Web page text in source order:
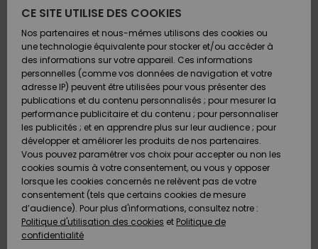
Chaussures
& Tongs
Surf
Snow
Nouveautés
Chaussures
& Tongs
Surf
Snow
Nouveautés
FEMME
A
Découvrir
Snow
SURF
Surf
Shop
Enfant
Highlights
Communauté
SNOW
Snow
Shop
Enfant
Snow
Shop
Femme
A
Découvrir
Communauté
OUTLET
Enfant
Outlet
Femme
AIDE &
CONTACT
Retours
Paiement
Carte
Cadeau
Quiksilver
Freedom
Protection
des
MAGASINS
Webcam Barèges la Mongie
Composé des 2 stations de La Mongie et de Barèges,
Le Grand Tourmalet est le plus vaste domaine skiable
des Pyrénées françaises : 61 pistes sur plus de 100km.
Venez voir les webcams live des pistes du domaine
du Grand Tourmalet pour vérifier la météo et
l'enneigement. Au pied du Pic du Midi et de son
espace "freeride", les 2 versants de ce domaine ont
su garder leurs spécificités : La Mongie : station pied
de pistes offrant tous les commerces de proximité,
Barèges : village typique des Pyrénées permettant de
nombreuses activités : cinéma, piscine, centre
thermoludique.
CE SITE UTILISE DES COOKIES
Nos partenaires et nous-mêmes utilisons des cookies ou
une technologie équivalente pour stocker et/ou accéder à
des informations sur votre appareil. Ces informations
personnelles (comme vos données de navigation et votre
adresse IP) peuvent être utilisées pour vous présenter des
publications et du contenu personnalisés ; pour mesurer la
performance publicitaire et du contenu ; pour personnaliser
les publicités ; et en apprendre plus sur leur audience ; pour
développer et améliorer les produits de nos partenaires.
Vous pouvez paramétrer vos choix pour accepter ou non les
cookies soumis à votre consentement, ou vous y opposer
lorsque les cookies concernés ne relèvent pas de votre
consentement (tels que certains cookies de mesure
d’audience). Pour plus d'informations, consultez notre :
Politique d'utilisation des cookies et Politique de
confidentialité